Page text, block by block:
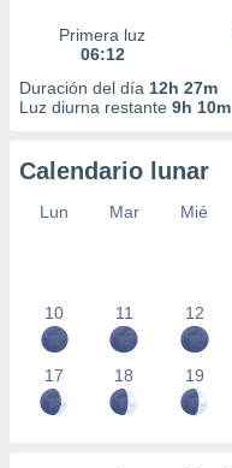
Primera luz
06:12
Duración del día 12h 27m
Luz diurna restante 9h 10m
Calendario lunar
Lun Mar Mié
10 11 12
17 18 19